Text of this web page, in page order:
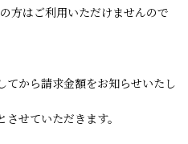
方はご利用いただけませんので
から請求金額をお知らせいたし
せていただきます。